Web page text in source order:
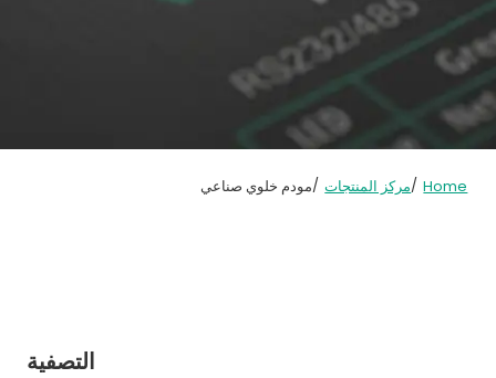
Home
/مركز المنتجات /مودم خلوي صناعي
التصفية